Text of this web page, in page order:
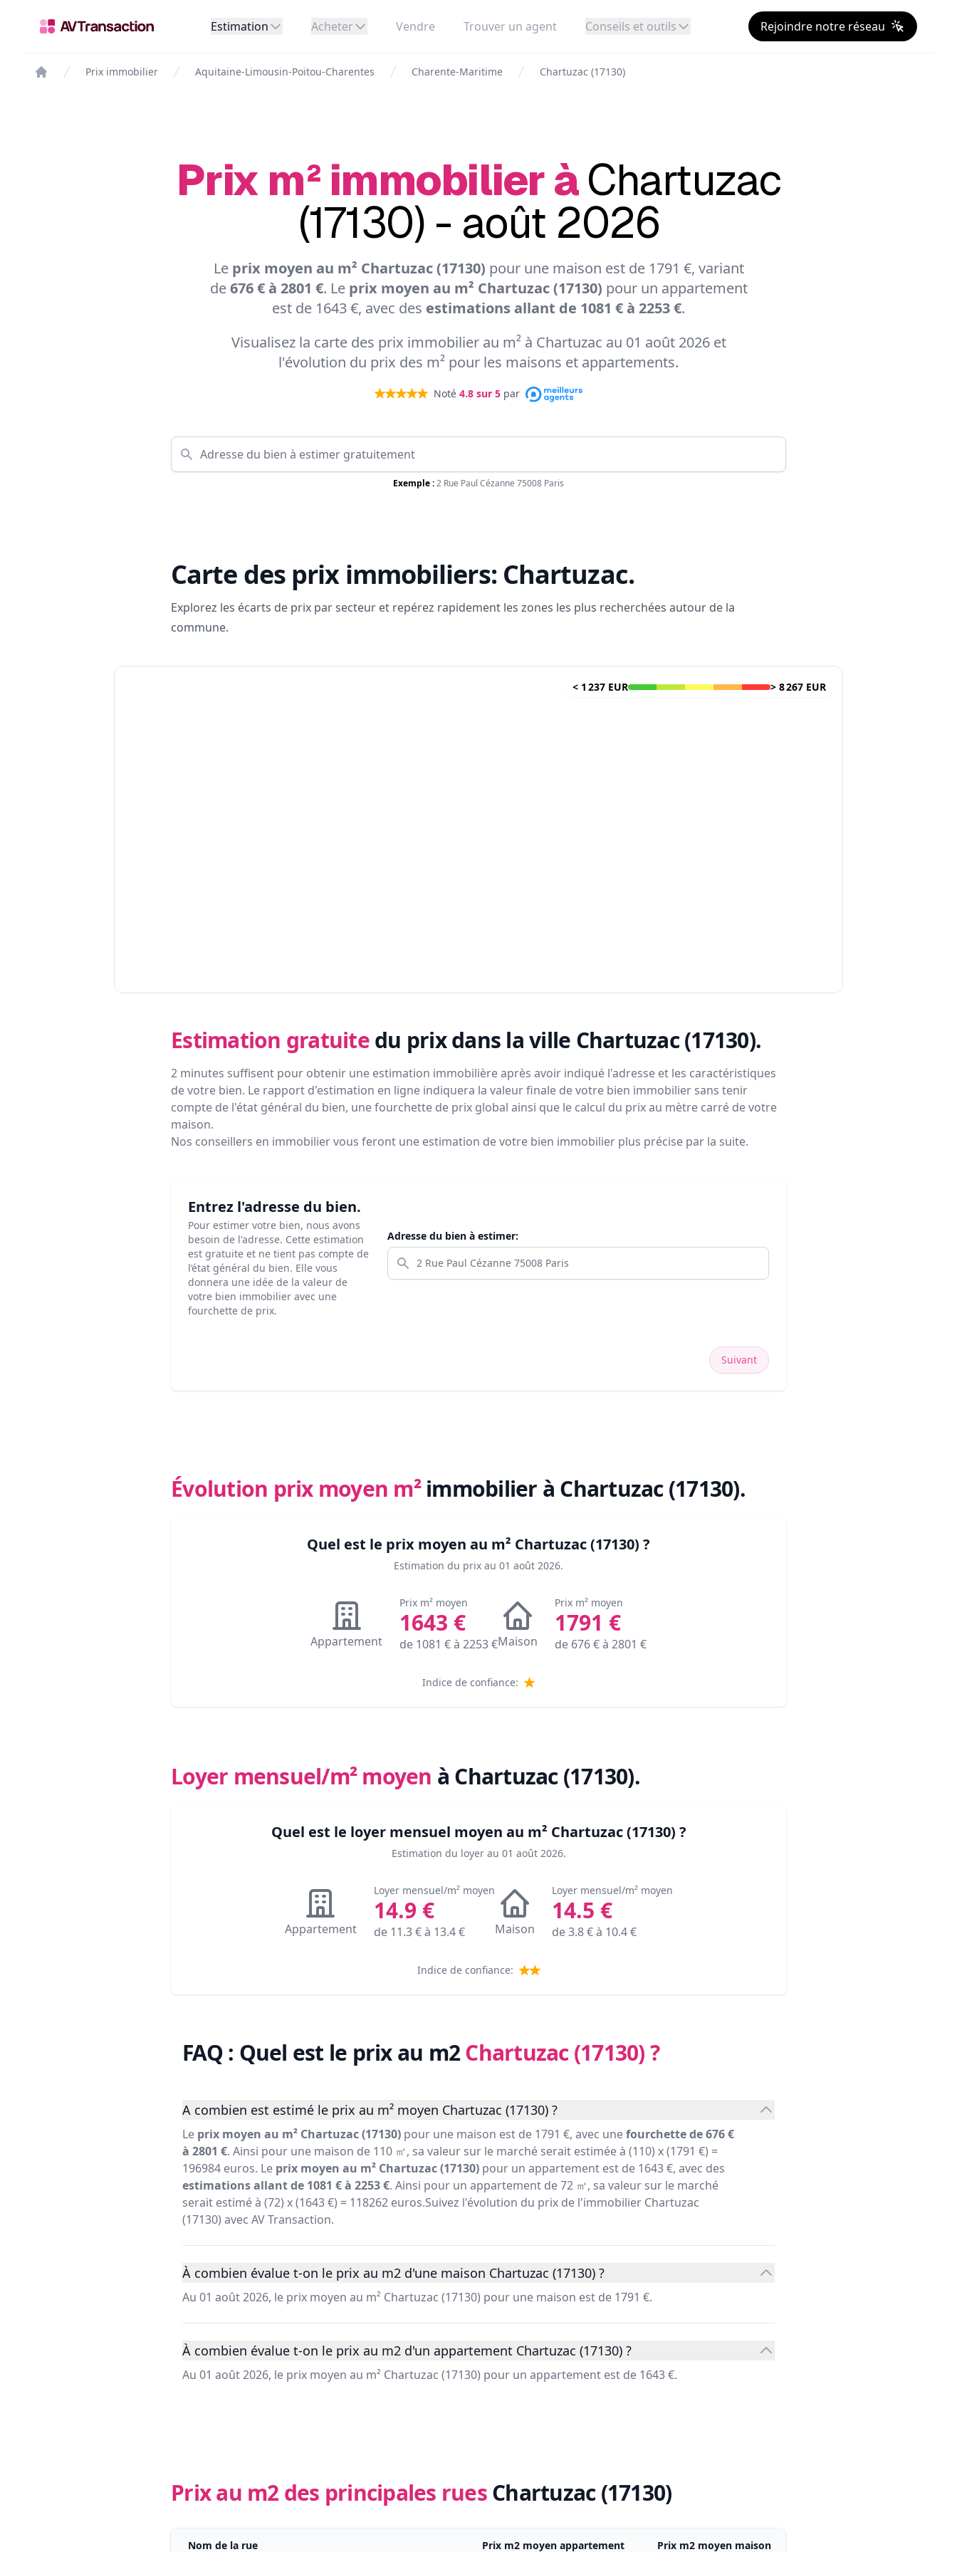
Estimation Acheter Vendre Trouver un agent Conseils et outils Rejoindre notre réseau
Prix immobilier Aquitaine-Limousin-Poitou-Charentes Charente-Maritime Chartuzac (17130)
Prix m² immobilier àChartuzac
(17130) - août 2026
Le prix moyen au m² Chartuzac (17130) pour une maison est de 1791 €, variant
de676 € à 2801 €. Le prix moyen au m² Chartuzac (17130) pour un appartement
est de 1643 €, avec des estimations allant de 1081 € à 2253 €.
Visualisez la carte des prix immobilier au m² à Chartuzac au 01 août 2026 et
l'évolution du prix des m² pour les maisons et appartements.
Noté 4.8 sur 5 par
Exemple :2 Rue Paul Cézanne 75008 Paris
Carte des prix immobiliers: Chartuzac.
Explorez les écarts de prix par secteur et repérez rapidement les zones les plus recherchées autour de la
commune.
< 1 237 EUR > 8 267 EUR
Estimation gratuite du prixdans la ville Chartuzac (17130).
2 minutes suffisent pour obtenir une estimation immobilière après avoir indiqué l'adresse et les caractéristiques
de votre bien. Le rapport d'estimation en ligne indiquera la valeur finale de votre bien immobilier sans tenir
compte de l'état général du bien, une fourchette de prix global ainsi que le calcul du prix au mètre carré de votre
maison.
Nos conseillers en immobilier vous feront une estimation de votre bien immobilier plus précise par la suite.
Entrez l'adresse du bien.
Pour estimer votre bien, nous avons
besoin de l'adresse. Cette estimation
est gratuite et ne tient pas compte de
l’état général du bien. Elle vous
donnera une idée de la valeur de
votre bien immobilier avec une
fourchette de prix.
Adresse du bien à estimer:
Suivant
Évolution prix moyen m² immobilier à Chartuzac (17130).
Quel est le prix moyen au m² Chartuzac (17130) ?
Estimation du prix au 01 août 2026.
Appartement
Prix m² moyen
1643 €
de 1081 € à 2253€Maison
Prix m² moyen
1791 €
de 676€ à 2801 €
Indice de confiance:
Loyer mensuel/m² moyen à Chartuzac (17130).
Quel est le loyer mensuel moyen au m² Chartuzac (17130) ?
Estimation du loyer au 01 août 2026.
Appartement
Loyer mensuel/m² moyen
14.9 €
de 11.3€ à 13.4€ Maison
Loyer mensuel/m² moyen
14.5 €
de3.8€ à 10.4€
Indice de confiance:
FAQ : Quel est le prix au m2Chartuzac (17130)?
A combien est estimé le prix au m² moyen Chartuzac (17130) ?
Le prix moyen au m² Chartuzac (17130) pour une maison est de 1791 €, avec unefourchette de 676 €
à 2801 €. Ainsi pour une maison de 110 ㎡, sa valeur sur le marché serait estimée à (110) x (1791 €) =
196984 euros. Le prix moyen au m² Chartuzac (17130) pour un appartement est de 1643 €, avec des
estimations allant de 1081 € à 2253 €. Ainsi pour un appartement de 72 ㎡, sa valeur sur le marché
serait estimé à (72) x (1643 €) = 118262 euros.Suivez l'évolution du prix de l'immobilier Chartuzac
(17130) avec AV Transaction.
À combien évalue t-on le prix au m2 d'une maison Chartuzac (17130) ?
Au 01 août 2026, le prix moyen au m² Chartuzac (17130) pour une maison est de 1791 €.
À combien évalue t-on le prix au m2 d'un appartement Chartuzac (17130) ?
Au 01 août 2026, le prix moyen au m² Chartuzac (17130) pour un appartement est de 1643 €.
Prix au m2 des principales rues Chartuzac (17130)
Nom de la rue Prix m2 moyen appartement Prix m2 moyen maison